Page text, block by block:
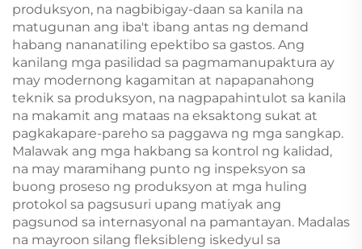
produksyon, na nagbibigay-daan sa kanila na
matugunan ang iba't ibang antas ng demand
habang nananatiling epektibo sa gastos. Ang
kanilang mga pasilidad sa pagmamanupaktura ay
may modernong kagamitan at napapanahong
teknik sa produksyon, na nagpapahintulot sa kanila
na makamit ang mataas na eksaktong sukat at
pagkakapare-pareho sa paggawa ng mga sangkap.
Malawak ang mga hakbang sa kontrol ng kalidad,
na may maramihang punto ng inspeksyon sa
buong proseso ng produksyon at mga huling
protokol sa pagsusuri upang matiyak ang
pagsunod sa internasyonal na pamantayan. Madalas
na mayroon silang fleksibleng iskedyul sa